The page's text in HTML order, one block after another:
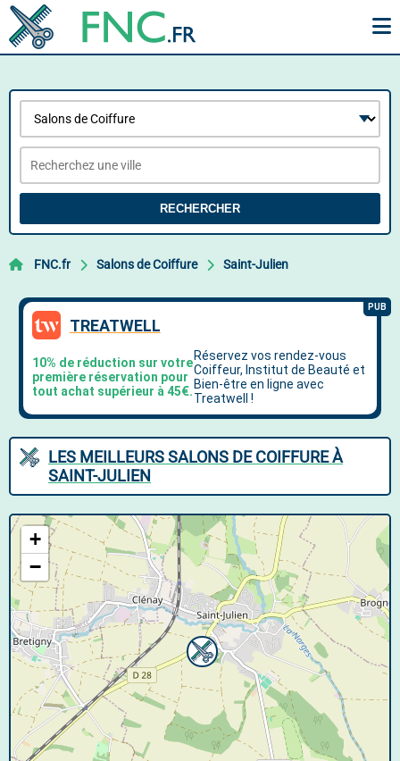
RECHERCHER
FNC.fr Salons de Coiffure Saint-Julien
LES MEILLEURS SALONS DE COIFFURE À
SAINT-JULIEN
+
−